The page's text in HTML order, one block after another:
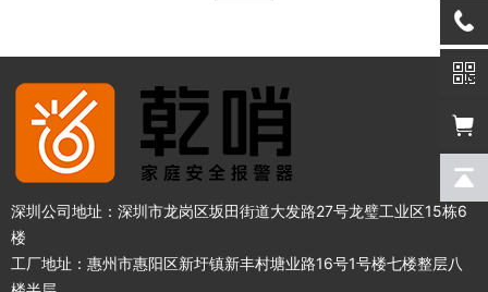
深圳公司地址：深圳市龙岗区坂田街道大发路27号龙璧工业区15栋6
楼
工厂地址：惠州市惠阳区新圩镇新丰村塘业路16号1号楼七楼整层八